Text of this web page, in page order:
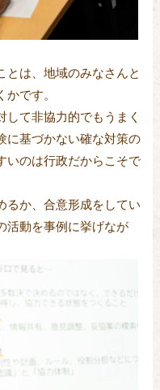
とは、地域のみなさんと
です。
て非協力的でもうまく
に基づかない確な対策の
いのは行政だからこそで
るか、合意形成をしてい
活動を事例に挙げなが